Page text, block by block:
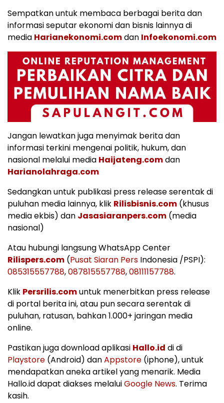
Sempatkan untuk membaca berbagai berita dan
informasi seputar ekonomi dan bisnis lainnya di
media Harianekonomi.comdan Infoekonomi.com
Jangan lewatkan juga menyimak berita dan
informasi terkini mengenai politik, hukum, dan
nasional melalui media Haijateng.comdan
Harianolahraga.com
Sedangkan untuk publikasi press release serentak di
puluhan media lainnya, klik Rilisbisnis.com (khusus
media ekbis) dan Jasasiaranpers.com (media
nasional)
Atau hubungi langsung WhatsApp Center
Rilispers.com (Pusat Siaran Pers Indonesia /PSPI):
085315557788,087815557788,08111157788.
Klik Persrilis.comuntuk menerbitkan press release
di portal berita ini, atau pun secara serentak di
puluhan, ratusan, bahkan 1.000+ jaringan media
online.
Pastikan juga download aplikasi Hallo.id di di
Playstore (Android) danAppstore (iphone), untuk
mendapatkan aneka artikel yang menarik. Media
Hallo.id dapat diakses melaluiGoogle News. Terima
kasih.